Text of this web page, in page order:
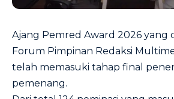
Ajang Pemred Award 2026 yang
Forum Pimpinan Redaksi
telah memasuki tahap final
pemenang.